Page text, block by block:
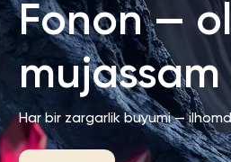
Fonon —
mujassam
Har bir zargarlik buyumi —